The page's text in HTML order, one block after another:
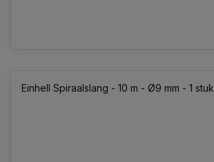
Einhell Spiraalslang - 10 m - Ø9 mm - 1 stuk